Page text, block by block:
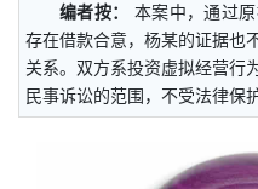
编者按：
本案中，通过
存在借款合意，杨某的证据也
关系。双方系投资虚拟经营行
民事诉讼的范围，不受法律保